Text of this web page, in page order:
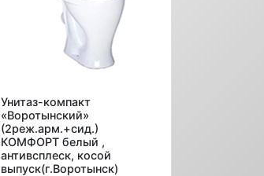
Унитаз-компакт
«Воротынский»
(2реж.арм.+сид.)
КОМФОРТ белый ,
антивсплеск, косой
выпуск(г.Воротынск)